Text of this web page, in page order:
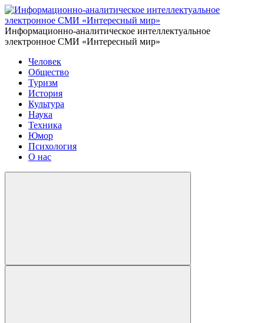
Информационно-аналитическое интеллектуальное
электронное СМИ «Интересный мир»
Человек
Общество
Туризм
История
Культура
Наука
Техника
Юмор
Психология
О нас